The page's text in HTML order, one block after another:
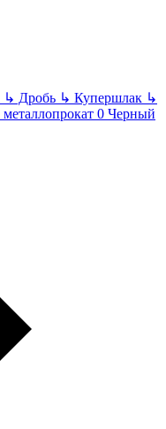
↳ Дробь ↳ Купершлак ↳
Черный